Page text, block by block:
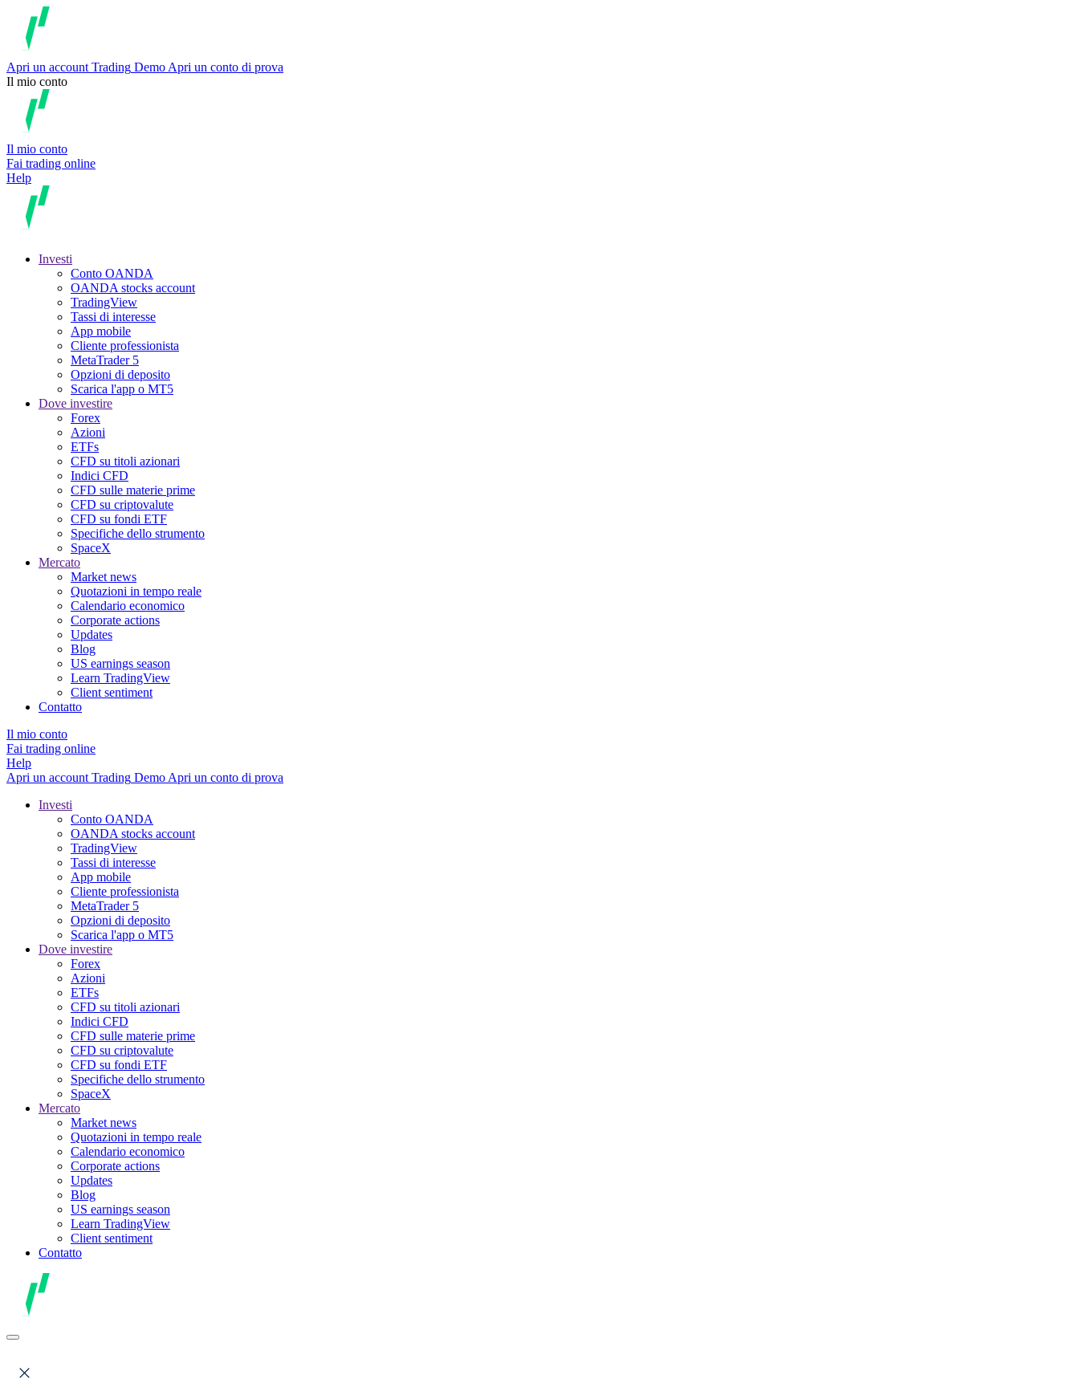
Apri un account Trading Demo Apri un conto di prova
Il mio conto
Il mio conto
Fai trading online
Help
Investi
Conto OANDA
OANDA stocks account
TradingView
Tassi di interesse
App mobile
Cliente professionista
MetaTrader 5
Opzioni di deposito
Scarica l'app o MT5
Dove investire
Forex
Azioni
ETFs
CFD su titoli azionari
Indici CFD
CFD sulle materie prime
CFD su criptovalute
CFD su fondi ETF
Specifiche dello strumento
SpaceX
Mercato
Market news
Quotazioni in tempo reale
Calendario economico
Corporate actions
Updates
Blog
US earnings season
Learn TradingView
Client sentiment
Contatto
Il mio conto
Fai trading online
Help
Apri un account Trading Demo Apri un conto di prova
Investi
Conto OANDA
OANDA stocks account
TradingView
Tassi di interesse
App mobile
Cliente professionista
MetaTrader 5
Opzioni di deposito
Scarica l'app o MT5
Dove investire
Forex
Azioni
ETFs
CFD su titoli azionari
Indici CFD
CFD sulle materie prime
CFD su criptovalute
CFD su fondi ETF
Specifiche dello strumento
SpaceX
Mercato
Market news
Quotazioni in tempo reale
Calendario economico
Corporate actions
Updates
Blog
US earnings season
Learn TradingView
Client sentiment
Contatto